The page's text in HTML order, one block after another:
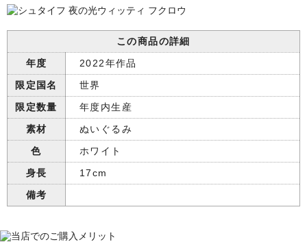
この商品の詳細
年度
2022年作品
限定国名
世界
限定数量
年度内生産
素材
ぬいぐるみ
色
ホワイト
身長
17cm
備考